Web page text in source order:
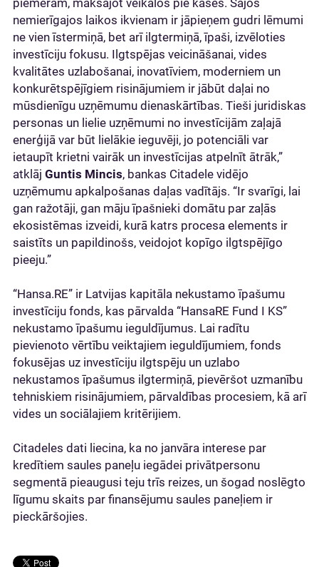
piemēram, maksājot veikalos pie kases. Šajos
nemierīgajos laikos ikvienam ir jāpieņem gudri lēmumi
ne vien īstermiņā, bet arī ilgtermiņā, īpaši, izvēloties
investīciju fokusu. Ilgtspējas veicināšanai, vides
kvalitātes uzlabošanai, inovatīviem, moderniem un
konkurētspējīgiem risinājumiem ir jābūt daļai no
mūsdienīgu uzņēmumu dienaskārtības. Tieši juridiskas
personas un lielie uzņēmumi no investīcijām zaļajā
enerģijā var būt lielākie ieguvēji, jo potenciāli var
ietaupīt krietni vairāk un investīcijas atpelnīt ātrāk,”
atklāj Guntis Mincis, bankas Citadele vidējo
uzņēmumu apkalpošanas daļas vadītājs. “Ir svarīgi, lai
gan ražotāji, gan māju īpašnieki domātu par zaļās
ekosistēmas izveidi, kurā katrs procesa elements ir
saistīts un papildinošs, veidojot kopīgo ilgtspējīgo
pieeju.”
“Hansa.RE” ir Latvijas kapitāla nekustamo īpašumu
investīciju fonds, kas pārvalda “HansaRE Fund I KS”
nekustamo īpašumu ieguldījumus. Lai radītu
pievienoto vērtību veiktajiem ieguldījumiem, fonds
fokusējas uz investīciju ilgtspēju un uzlabo
nekustamos īpašumus ilgtermiņā, pievēršot uzmanību
tehniskiem risinājumiem, pārvaldības procesiem, kā arī
vides un sociālajiem kritērijiem.
Citadeles dati liecina, ka no janvāra interese par
kredītiem saules paneļu iegādei privātpersonu
segmentā pieaugusi teju trīs reizes, un šogad noslēgto
līgumu skaits par finansējumu saules paneļiem ir
pieckāršojies.